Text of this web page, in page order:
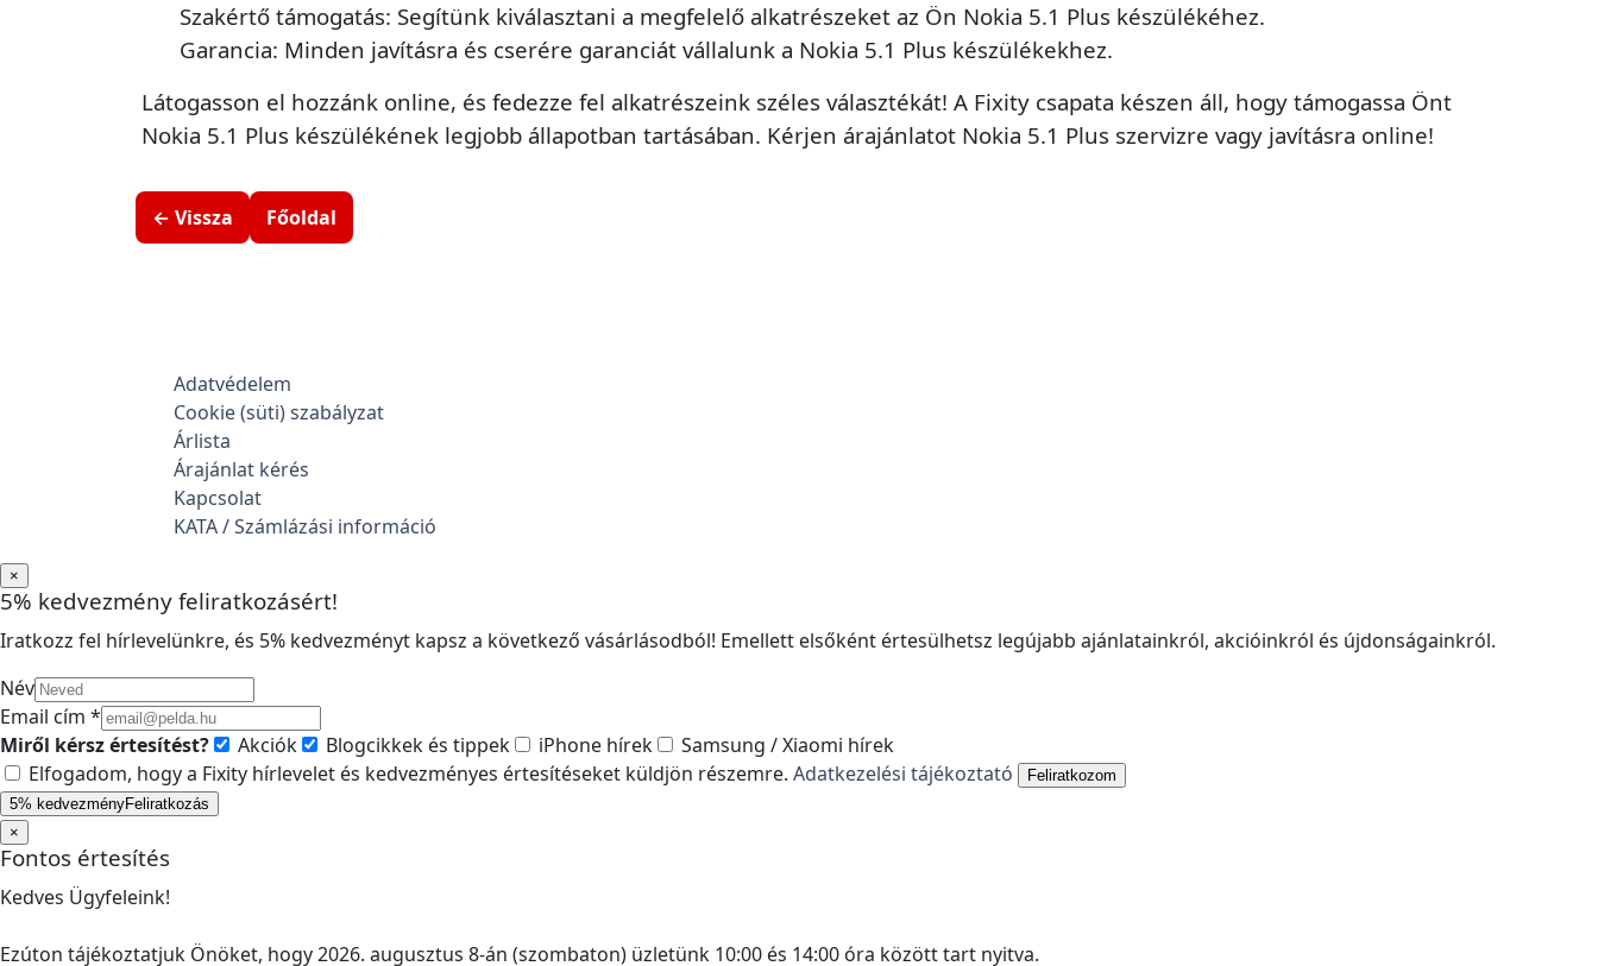
Szakértő támogatás: Segítünk kiválasztani a megfelelő alkatrészeket az Ön Nokia 5.1 Plus készülékéhez.
Garancia: Minden javításra és cserére garanciát vállalunk a Nokia 5.1 Plus készülékekhez.
Látogasson el hozzánk online, és fedezze fel alkatrészeink széles választékát! A Fixity csapata készen áll, hogy támogassa Önt
Nokia 5.1 Plus készülékének legjobb állapotban tartásában. Kérjen árajánlatot Nokia 5.1 Plus szervizre vagy javításra online!
← Vissza Főoldal
Adatvédelem
Cookie (süti) szabályzat
Árlista
Árajánlat kérés
Kapcsolat
KATA / Számlázási információ
×
5% kedvezmény feliratkozásért!
Iratkozz fel hírlevelünkre, és 5% kedvezményt kapsz a következő vásárlásodból! Emellett elsőként értesülhetsz legújabb ajánlatainkról, akcióinkról és újdonságainkról.
Név
Email cím *
Miről kérsz értesítést?
Akciók Blogcikkek és tippek iPhone hírek
Samsung / Xiaomi hírek
Elfogadom, hogy a Fixity hírlevelet és kedvezményes értesítéseket küldjön részemre. Adatkezelési tájékoztató
Feliratkozom
5% kedvezményFeliratkozás
×
Fontos értesítés
Kedves Ügyfeleink!
Ezúton tájékoztatjuk Önöket, hogy 2026. augusztus 8-án (szombaton) üzletünk 10:00 és 14:00 óra között tart nyitva.